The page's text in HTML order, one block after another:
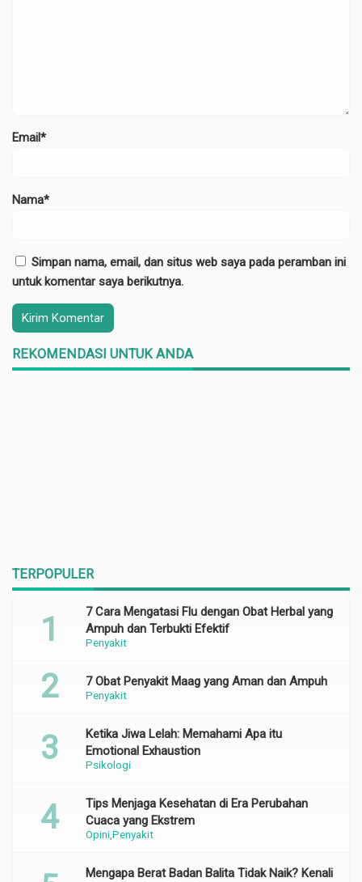
Email*
Nama*
Simpan nama, email, dan situs web saya pada peramban ini
untuk komentar saya berikutnya.
REKOMENDASI UNTUK ANDA
TERPOPULER
Penyakit
7 Cara Mengatasi Flu dengan Obat Herbal yang
Ampuh dan Terbukti Efektif
Penyakit
7 Obat Penyakit Maag yang Aman dan Ampuh
Psikologi
Ketika Jiwa Lelah: Memahami Apa itu
Emotional Exhaustion
OpiniPenyakit
Tips Menjaga Kesehatan di Era Perubahan
Cuaca yang Ekstrem
Mengapa Berat Badan Balita Tidak Naik? Kenali